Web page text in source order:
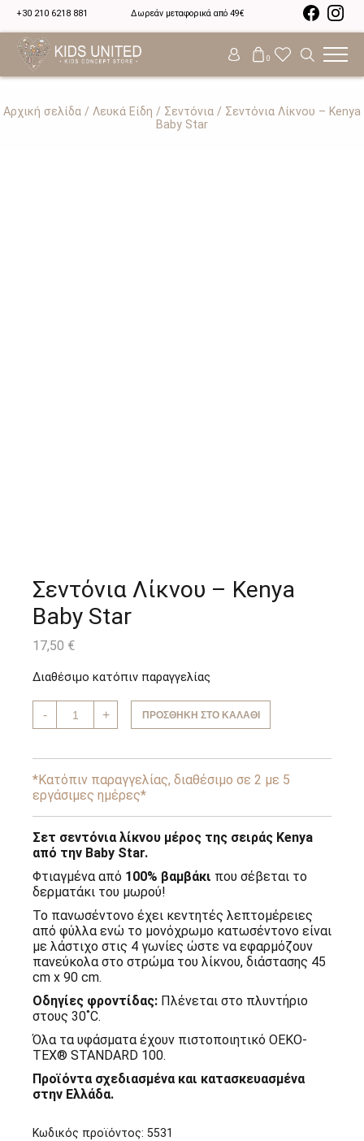
+30 210 6218 881 Δωρεάν μεταφορικά από 49€
0
Αρχική σελίδα / Λευκά Είδη / Σεντόνια / Σεντόνια Λίκνου – Kenya
Baby Star
Σεντόνια Λίκνου – Kenya
Baby Star
17,50 €
Διαθέσιμο κατόπιν παραγγελίας
-
Σεντόνια
Λίκνου
-
Baby
Star
ποσότητα
+ ΠΡΟΣΘΉΚΗ ΣΤΟ ΚΑΛΆΘΙ
*Κατόπιν παραγγελίας, διαθέσιμο σε 2 με 5
εργάσιμες ημέρες*
Σετ σεντόνια λίκνου μέρος της σειράς Kenya
από την Baby Star.
Φτιαγμένα από 100% βαμβάκι που σέβεται το
δερματάκι του μωρού!
Το πανωσέντονο έχει κεντητές λεπτομέρειες
από φύλλα ενώ το μονόχρωμο κατωσέντονο είναι
με λάστιχο στις 4 γωνίες ώστε να εφαρμόζουν
πανεύκολα στο στρώμα του λίκνου, διάστασης 45
cm x 90 cm.
Οδηγίες φροντίδας: Πλένεται στο πλυντήριο
στους 30˚C.
Όλα τα υφάσματα έχουν πιστοποιητικό OEKO-
TEX® STANDARD 100.
Προϊόντα σχεδιασμένα και κατασκευασμένα
στην Ελλάδα.
Κωδικός προϊόντος: 5531